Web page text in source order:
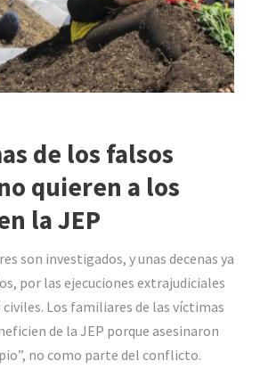
de los falsos
quieren a los
la JEP
son investigados, y unas decenas ya
por las ejecuciones extrajudiciales
civiles. Los familiares de las víctimas
de la JEP porque asesinaron
no como parte del conflicto.